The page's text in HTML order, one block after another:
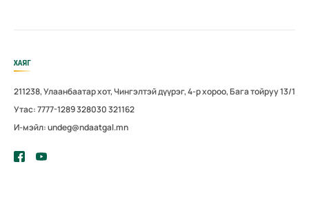
ХАЯГ
211238, Улаанбаатар хот, Чингэлтэй дүүрэг, 4-р хороо, Бага тойруу 13/1
Утас: 7777-1289 328030 321162
И-мэйл: undeg@ndaatgal.mn